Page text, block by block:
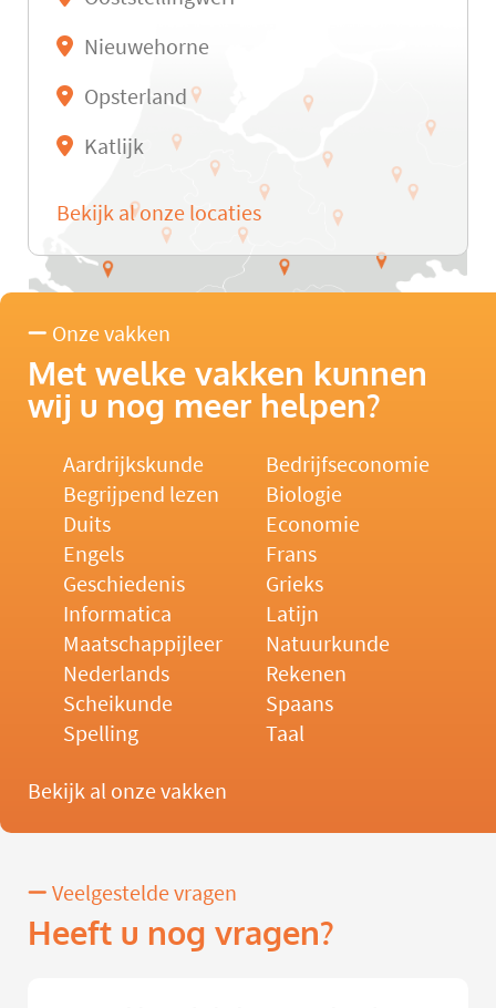
Nieuwehorne
Opsterland
Katlijk
Bekijk al onze locaties
Onze vakken
Met welke vakken kunnen
wij u nog meer helpen?
Aardrijkskunde
Bedrijfseconomie
Begrijpend lezen
Biologie
Duits
Economie
Engels
Frans
Geschiedenis
Grieks
Informatica
Latijn
Maatschappijleer
Natuurkunde
Nederlands
Rekenen
Scheikunde
Spaans
Spelling
Taal
Bekijk al onze vakken
Veelgestelde vragen
Heeft u nog vragen?